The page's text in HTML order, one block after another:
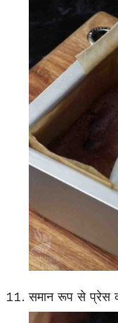
समान रूप से प्रेस